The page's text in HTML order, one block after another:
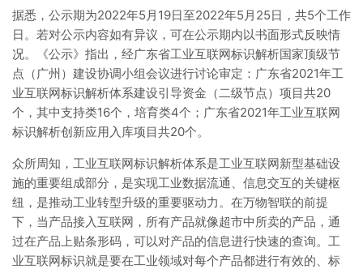
据悉，公示期为2022年5月19日至2022年5月25日，共5个工作
日。若对公示内容如有异议，可在公示期内以书面形式反映情
况。《公示》指出，经广东省工业互联网标识解析国家顶级节
点（广州）建设协调小组会议进行讨论审定：广东省2021年工
业互联网标识解析体系建设引导资金（二级节点）项目共20
个，其中支持类16个，培育类4个；广东省2021年工业互联网
标识解析创新应用入库项目共20个。
众所周知，工业互联网标识解析体系是工业互联网新型基础设
施的重要组成部分，是实现工业数据流通、信息交互的关键枢
纽，是推动工业转型升级的重要驱动力。在万物智联的前提
下，当产品接入互联网，所有产品就像超市中所卖的产品，通
过在产品上贴条形码，可以对产品的信息进行快速的查询。工
业互联网标识就是要在工业领域对每个产品都进行有效的、标